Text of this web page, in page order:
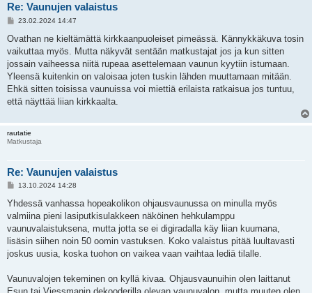
Re: Vaunujen valaistus
V
e
t
i
23.02.2024 14:47
Ovathan ne kieltämättä kirkkaanpuoleiset pimeässä. Kännykkäkuva tosin
vaikuttaa myös. Mutta näkyvät sentään matkustajat jos ja kun sitten
jossain vaiheessa niitä rupeaa asettelemaan vaunun kyytiin istumaan.
Yleensä kuitenkin on valoisaa joten tuskin lähden muuttamaan mitään.
Ehkä sitten toisissa vaunuissa voi miettiä erilaista ratkaisua jos tuntuu,
että näyttää liian kirkkaalta.
rautatie
Matkustaja
Re: Vaunujen valaistus
V
e
t
i
13.10.2024 14:28
Yhdessä vanhassa hopeakolikon ohjausvaunussa on minulla myös
valmiina pieni lasiputkisulakkeen näköinen hehkulamppu
vaunuvalaistuksena, mutta jotta se ei digiradalla käy liian kuumana,
lisäsin siihen noin 50 oomin vastuksen. Koko valaistus pitää luultavasti
joskus uusia, koska tuohon on vaikea vaan vaihtaa lediä tilalle.
Vaunuvalojen tekeminen on kyllä kivaa. Ohjausvaunuihin olen laittanut